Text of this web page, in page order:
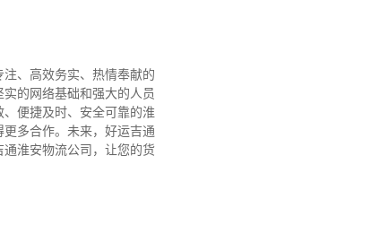
、高效务实、热情奉献的
的网络基础和强大的人员
便捷及时、安全可靠的淮
多合作。 未来，好运吉通
淮安物流公司，让您的货